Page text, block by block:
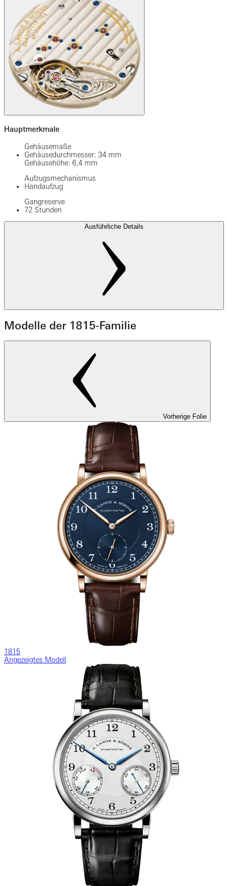
Hauptmerkmale
Gehäusemaße
Gehäusedurchmesser: 34 mm
Gehäusehöhe: 6,4 mm
Aufzugsmechanismus
Handaufzug
Gangreserve
72 Stunden
Ausführliche Details
Modelle der 1815-Familie
Vorherige Folie
1815
Angezeigtes Modell